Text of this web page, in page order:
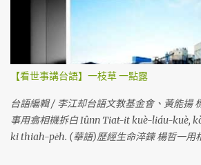
【看世事講台語】一枝草 一點露
台語編輯 / 李江却台語文教基金會、黃能揚
事用翕相機拆白 Iûnn Tiat-it kuè-liáu-kuè,
ki thiah-pe̍h. (華語)歷經生命淬鍊 楊哲一用